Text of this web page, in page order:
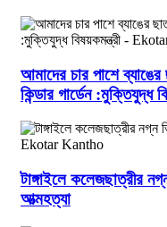
আমাদের চার পাশে
কিন্ডার গার্ডেন :মুক্তিযুদ্ধ
টাঙ্গাইলে কলেজছাত্রীর
আত্মহত্যা